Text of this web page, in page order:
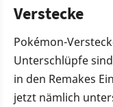
Verstecke
Pokémon-
Unterschlüpfe
in den Remakes
jetzt nämlich